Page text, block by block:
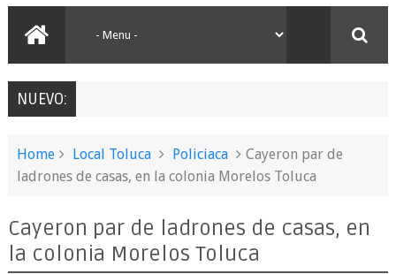
NUEVO:
Home Local Toluca Policiaca
Cayeron par de
ladrones de casas, en la colonia Morelos Toluca
Cayeron par de ladrones de casas, en
la colonia Morelos Toluca